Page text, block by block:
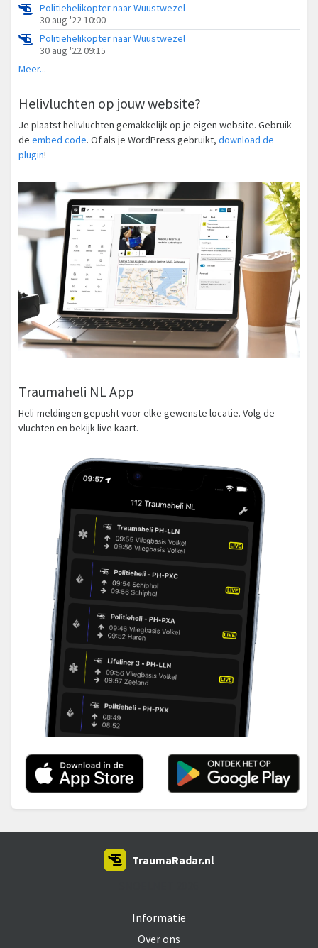
Politiehelikopter naar Wuustwezel
30 aug '22 10:00
Politiehelikopter naar Wuustwezel
30 aug '22 09:15
Meer...
Helivluchten op jouw website?
Je plaatst helivluchten gemakkelijk op je eigen website. Gebruik
de embed code. Of als je WordPress gebruikt, download de
plugin!
Traumaheli NL App
Heli-meldingen gepusht voor elke gewenste locatie. Volg de
vluchten en bekijk live kaart.
Informatie
Over ons
TraumaRadar.nl